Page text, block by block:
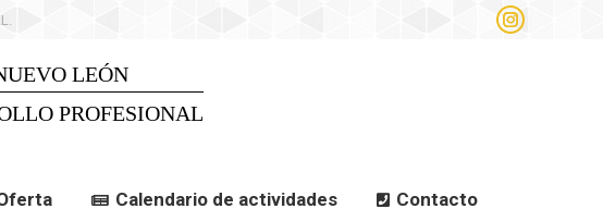
Instagram
LEÓN
PROFESIONAL
Calendario de actividades Contacto